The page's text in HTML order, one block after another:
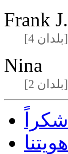
Frank J.
[4 بلدان]
Nina
[2 بلدان]
شكراً
هويتنا